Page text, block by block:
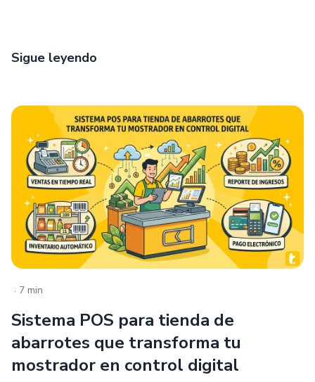
Sigue leyendo
. 7 min
Sistema POS para tienda de
abarrotes que transforma tu
mostrador en control digital